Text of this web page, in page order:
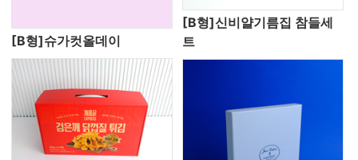
[B형]슈가컷올데이
[B형]신비얄기름집 참들세
트